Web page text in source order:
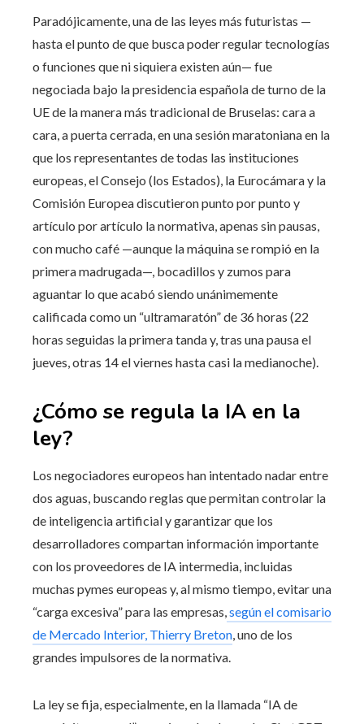
Paradójicamente, una de las leyes más futuristas —
hasta el punto de que busca poder regular tecnologías
o funciones que ni siquiera existen aún— fue
negociada bajo la presidencia española de turno de la
UE de la manera más tradicional de Bruselas: cara a
cara, a puerta cerrada, en una sesión maratoniana en la
que los representantes de todas las instituciones
europeas, el Consejo (los Estados), la Eurocámara y la
Comisión Europea discutieron punto por punto y
artículo por artículo la normativa, apenas sin pausas,
con mucho café —aunque la máquina se rompió en la
primera madrugada—, bocadillos y zumos para
aguantar lo que acabó siendo unánimemente
calificada como un “ultramaratón” de 36 horas (22
horas seguidas la primera tanda y, tras una pausa el
jueves, otras 14 el viernes hasta casi la medianoche).
¿Cómo se regula la IA en la
ley?
Los negociadores europeos han intentado nadar entre
dos aguas, buscando reglas que permitan controlar la
de inteligencia artificial y garantizar que los
desarrolladores compartan información importante
con los proveedores de IA intermedia, incluidas
muchas pymes europeas y, al mismo tiempo, evitar una
“carga excesiva” para las empresas,según el comisario
de Mercado Interior, Thierry Breton, uno de los
grandes impulsores de la normativa.
La ley se fija, especialmente, en la llamada “IA de